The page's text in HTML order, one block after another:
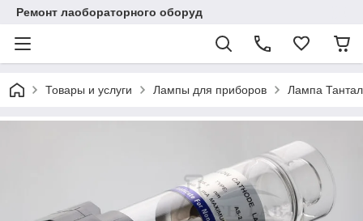
Ремонт лаобораторного оборуд
Товары и услуги Лампы для приборов Лампа